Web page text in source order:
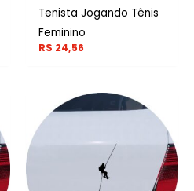
Tenista Jogando Tênis
Feminino
R$ 24,56